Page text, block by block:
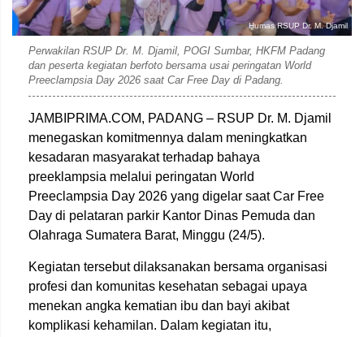
Humas RSUP Dr. M. Djamil
Perwakilan RSUP Dr. M. Djamil, POGI Sumbar, HKFM Padang
dan peserta kegiatan berfoto bersama usai peringatan World
Preeclampsia Day 2026 saat Car Free Day di Padang.
JAMBIPRIMA.COM, PADANG – RSUP Dr. M. Djamil
menegaskan komitmennya dalam meningkatkan
kesadaran masyarakat terhadap bahaya
preeklampsia melalui peringatan World
Preeclampsia Day 2026 yang digelar saat Car Free
Day di pelataran parkir Kantor Dinas Pemuda dan
Olahraga Sumatera Barat, Minggu (24/5).
Kegiatan tersebut dilaksanakan bersama organisasi
profesi dan komunitas kesehatan sebagai upaya
menekan angka kematian ibu dan bayi akibat
komplikasi kehamilan. Dalam kegiatan itu,